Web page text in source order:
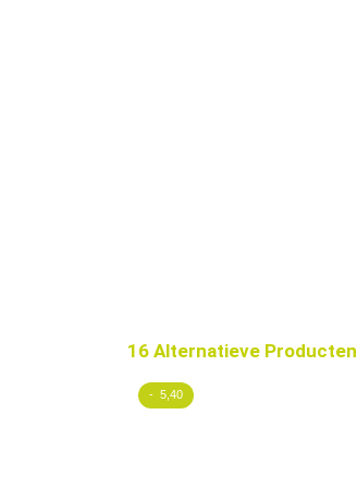
16 Alternatieve Producten
- 5,40